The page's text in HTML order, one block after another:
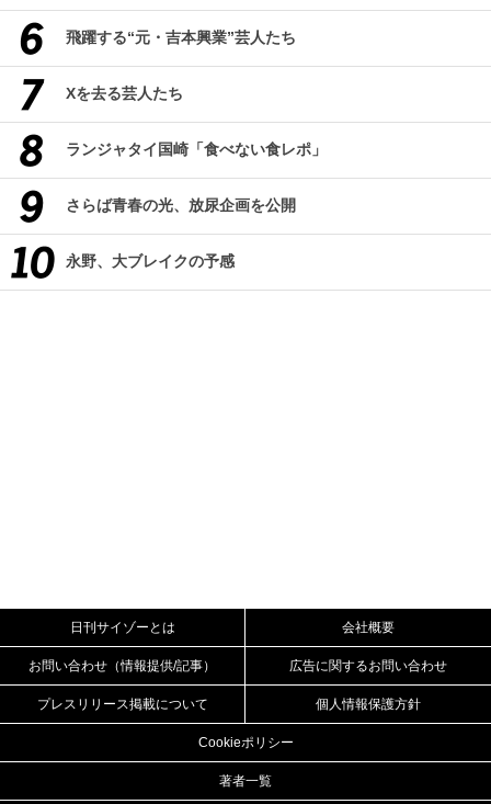
飛躍する“元・吉本興業”芸人たち
Xを去る芸人たち
ランジャタイ国崎「食べない食レポ」
さらば青春の光、放尿企画を公開
永野、大ブレイクの予感
日刊サイゾーとは 会社概要
お問い合わせ（情報提供/記事） 広告に関するお問い合わせ
プレスリリース掲載について 個人情報保護方針
Cookieポリシー
著者一覧